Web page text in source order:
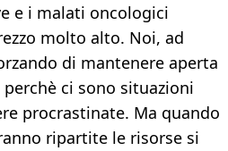
e i malati oncologici
molto alto. Noi, ad
di mantenere aperta
ci sono situazioni
procrastinate. Ma quando
ripartite le risorse si